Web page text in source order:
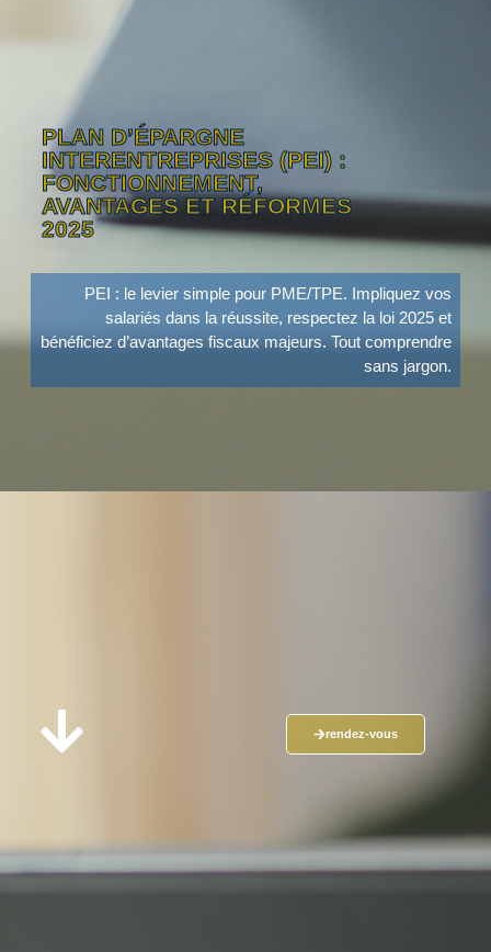
PLAN D’ÉPARGNE
INTERENTREPRISES (PEI) :
FONCTIONNEMENT,
AVANTAGES ET RÉFORMES
2025
PEI : le levier simple pour PME/TPE. Impliquez vos
salariés dans la réussite, respectez la loi 2025 et
bénéficiez d’avantages fiscaux majeurs. Tout comprendre
sans jargon.
rendez-vous